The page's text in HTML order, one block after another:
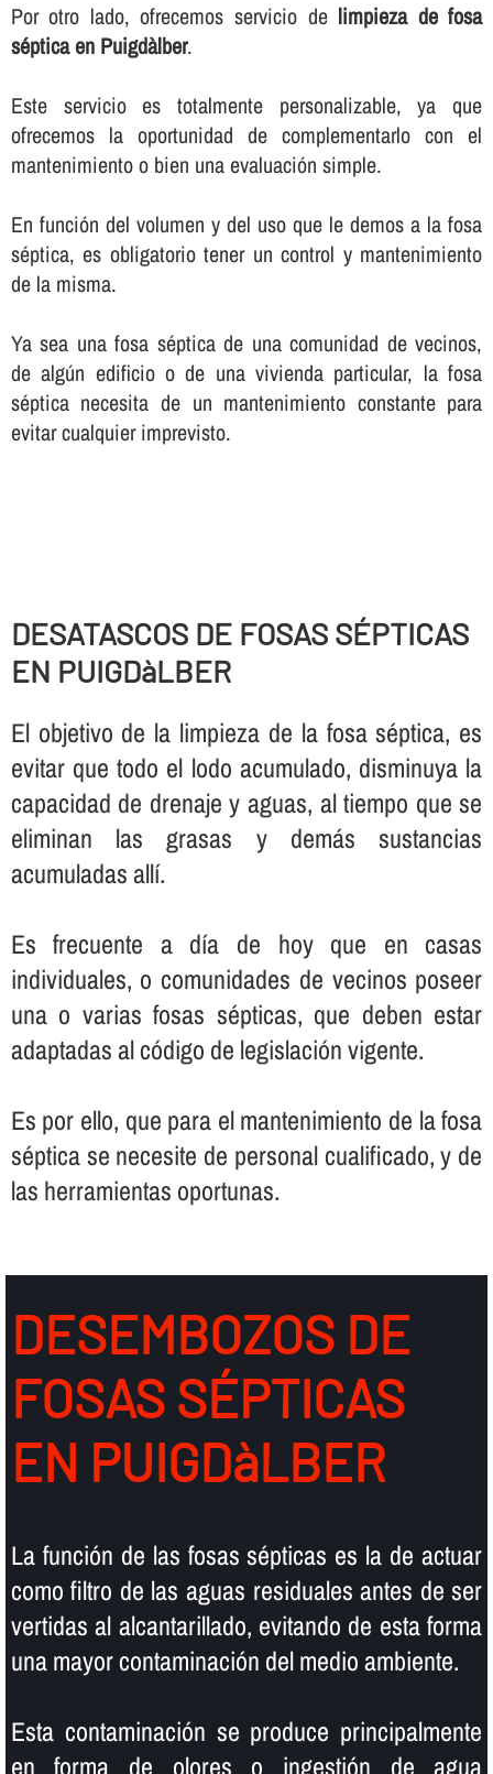
Por otro lado, ofrecemos servicio de limpieza de fosa
séptica en Puigdàlber.
Este servicio es totalmente personalizable, ya que
ofrecemos la oportunidad de complementarlo con el
mantenimiento o bien una evaluación simple.
En función del volumen y del uso que le demos a la fosa
séptica, es obligatorio tener un control y mantenimiento
de la misma.
Ya sea una fosa séptica de una comunidad de vecinos,
de algún edificio o de una vivienda particular, la fosa
séptica necesita de un mantenimiento constante para
evitar cualquier imprevisto.
DESATASCOS DE FOSAS SÉPTICAS
EN PUIGDàLBER
El objetivo de la limpieza de la fosa séptica, es
evitar que todo el lodo acumulado, disminuya la
capacidad de drenaje y aguas, al tiempo que se
eliminan las grasas y demás sustancias
acumuladas allí­.
Es frecuente a dí­a de hoy que en casas
individuales, o comunidades de vecinos poseer
una o varias fosas sépticas, que deben estar
adaptadas al código de legislación vigente.
Es por ello, que para el mantenimiento de la fosa
séptica se necesite de personal cualificado, y de
las herramientas oportunas.
DESEMBOZOS DE
FOSAS SÉPTICAS
EN PUIGDàLBER
La función de las fosas sépticas es la de actuar
como filtro de las aguas residuales antes de ser
vertidas al alcantarillado, evitando de esta forma
una mayor contaminación del medio ambiente.
Esta contaminación se produce principalmente
en forma de olores o ingestión de agua